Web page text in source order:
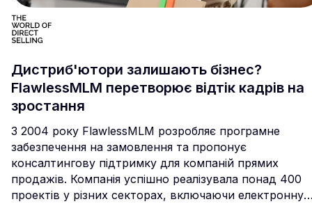
Дистриб'ютори залишають бізнес?
FlawlessMLM перетворює відтік кадрів на
зростання
З 2004 року FlawlessMLM розробляє програмне
забезпечення на замовлення та пропонує
консалтингову підтримку для компаній прямих
продажів. Компанія успішно реалізувала понад 400
проектів у різних секторах, включаючи електронну